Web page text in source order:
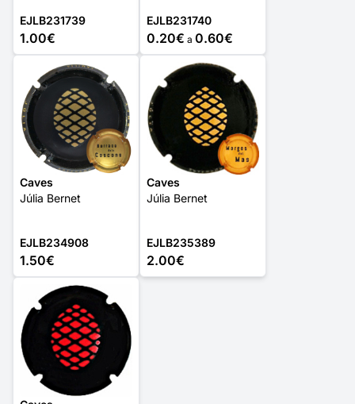
EJLB231739
1.00€
EJLB231740
0.20€ a 0.60€
Caves
Júlia Bernet
EJLB234908
1.50€
Caves
Júlia Bernet
EJLB235389
2.00€